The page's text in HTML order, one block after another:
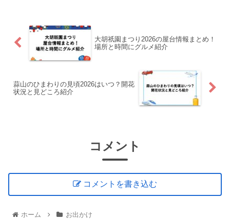
大胡祇園まつり2026の屋台情報まとめ！
場所と時間にグルメ紹介
蒜山のひまわりの見頃2026はいつ？開花
状況と見どころ紹介
コメント
コメントを書き込む
ホーム お出かけ